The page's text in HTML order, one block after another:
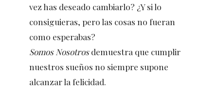
vez has deseado cambiarlo? ¿Y si lo
consiguieras, pero las cosas no fueran
como esperabas?
Somos Nosotrosdemuestra que cumplir
nuestros sueños no siempre supone
alcanzar la felicidad.